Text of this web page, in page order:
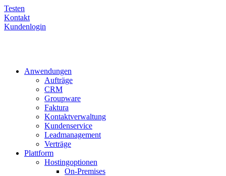
Testen
Kontakt
Kundenlogin
Anwendungen
Aufträge
CRM
Groupware
Faktura
Kontaktverwaltung
Kundenservice
Leadmanagement
Verträge
Plattform
Hostingoptionen
On-Premises